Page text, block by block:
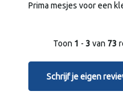
Prima mesjes voor een
Toon 1 - 3 van 73
Schrijf je eigen